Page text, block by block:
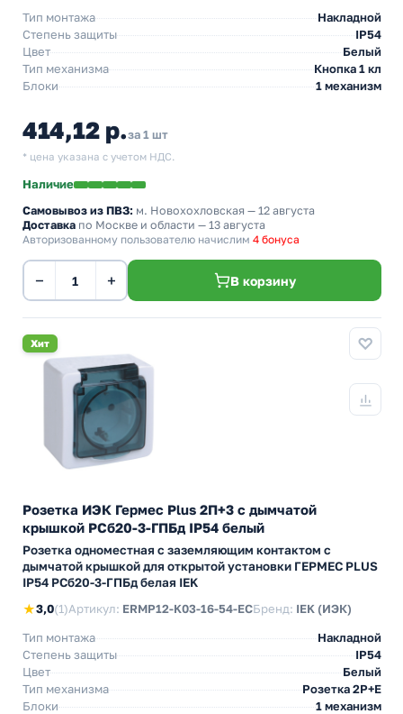
Тип монтажа
Накладной
Степень защиты
IP54
Цвет
Белый
Тип механизма
Кнопка 1 кл
Блоки
1 механизм
414,12 р.за 1 шт
* цена указана с учетом НДС.
Наличие
Самовывоз из ПВЗ: м. Новохохловская — 12 августа
Доставка по Москве и области — 13 августа
Авторизованному пользователю начислим 4 бонуса
− + В корзину
Хит
Розетка ИЭК Гермес Plus 2П+3 с дымчатой
крышкой РСб20-3-ГПБд IP54 белый
Розетка одноместная с заземляющим контактом с
дымчатой крышкой для открытой установки ГЕРМЕС PLUS
IP54 РСб20-3-ГПБд белая IEK
★3,0(1)Артикул: ERMP12-K03-16-54-ECБренд: IEK (ИЭК)
Тип монтажа
Накладной
Степень защиты
IP54
Цвет
Белый
Тип механизма
Розетка 2Р+Е
Блоки
1 механизм